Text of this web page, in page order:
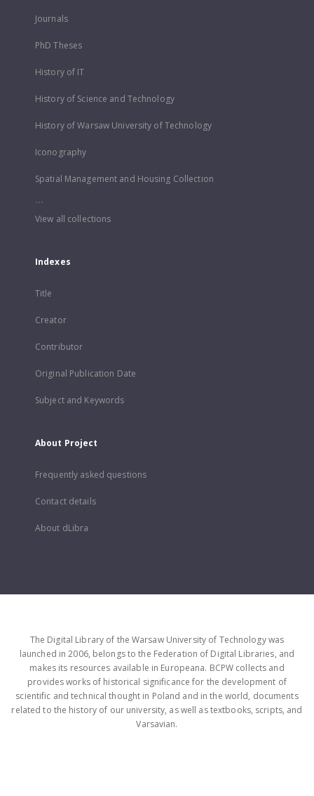
Journals
PhD Theses
History of IT
History of Science and Technology
History of Warsaw University of Technology
Iconography
Spatial Management and Housing Collection
...
View all collections
Indexes
Title
Creator
Contributor
Original Publication Date
Subject and Keywords
About Project
Frequently asked questions
Contact details
About dLibra
The Digital Library of the Warsaw University of Technology was
launched in 2006, belongs to the Federation of Digital Libraries, and
makes its resources available in Europeana. BCPW collects and
provides works of historical significance for the development of
scientific and technical thought in Poland and in the world, documents
related to the history of our university, as well as textbooks, scripts, and
Varsavian.